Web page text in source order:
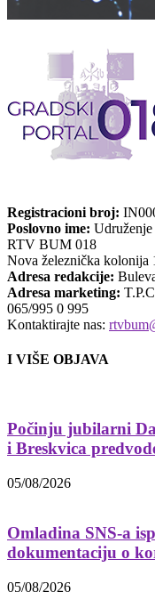
Registracioni broj:
Poslovno ime: Udruženje
RTV BUM 018
Nova železnička kolonija
Adresa redakcije:
Adresa marketing:
065/995 0 995
Kontaktirajte nas:
I VIŠE OBJAVA
Počinju jubilarni
i Breskvica
05/08/2026
Omladina SNS-a
dokumentaciju o
05/08/2026